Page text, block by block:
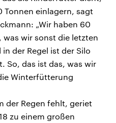
Tonnen einlagern, sagt
„Wir haben 60
wir sonst die letzten
der Regel ist der Silo
So, das ist das, was wir
Winterfütterung
der Regen fehlt, geriet
zu einem großen